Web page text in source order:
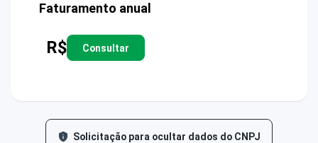
Faturamento anual
R$ Consultar
Solicitação para ocultar dados do CNPJ